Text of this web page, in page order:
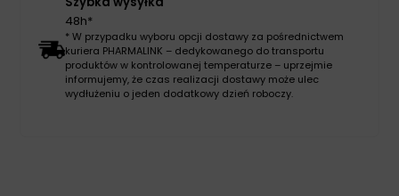
48h*
* W przypadku wyboru opcji dostawy za pośrednictwem
kuriera PHARMALINK – dedykowanego do transportu
produktów w kontrolowanej temperaturze – uprzejmie
informujemy, że czas realizacji dostawy może ulec
wydłużeniu o jeden dodatkowy dzień roboczy.